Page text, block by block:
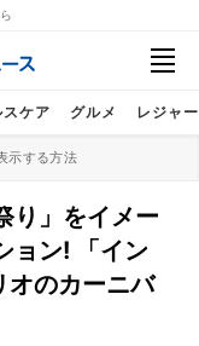
スケア グルメ レジャー
示する方法
り」をイメー
ョン! 「イン
オのカーニバ